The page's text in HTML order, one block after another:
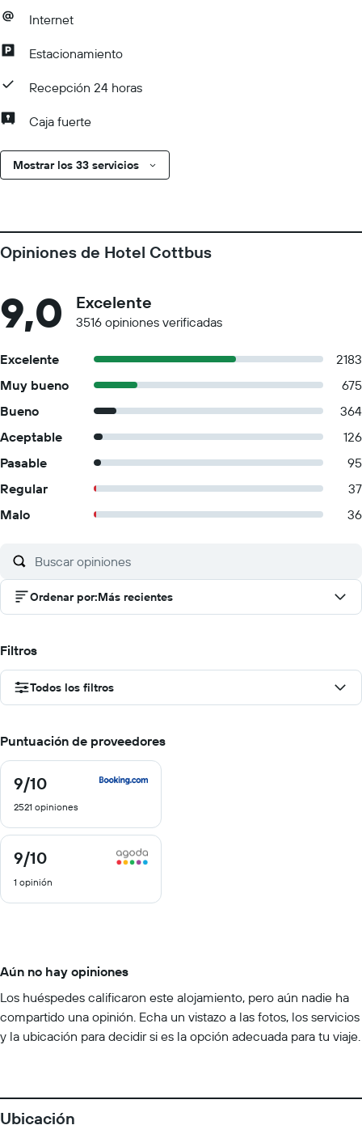
Internet
Estacionamiento
Recepción 24 horas
Caja fuerte
Mostrar los 33 servicios
Opiniones de Hotel Cottbus
9,0 Excelente
3516 opiniones verificadas
Excelente
2183
Muy bueno
675
Bueno
364
Aceptable
126
Pasable
95
Regular
37
Malo
36
Ordenar por:Más recientes
Filtros
Todos los filtros
Puntuación de proveedores
9/10
9
de
10
2521 opiniones
9/10
9
de
10
1 opinión
Aún no hay opiniones
Los huéspedes calificaron este alojamiento, pero aún nadie ha
compartido una opinión. Echa un vistazo a las fotos, los servicios
y la ubicación para decidir si es la opción adecuada para tu viaje.
Ubicación